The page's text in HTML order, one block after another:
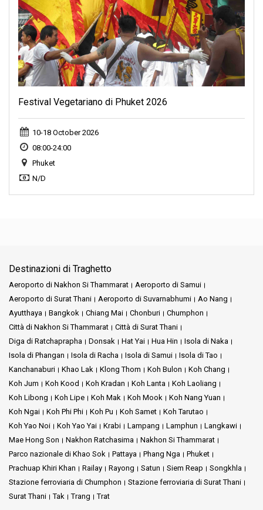
Festival Vegetariano di Phuket 2026
10-18 October 2026
08:00-24:00
Phuket
N/D
Destinazioni di Traghetto
Aeroporto di Nakhon Si Thammarat
Aeroporto di Samui
Aeroporto di Surat Thani
Aeroporto di Suvarnabhumi
Ao Nang
Ayutthaya
Bangkok Chiang Mai Chonburi
Chumphon
Città di Nakhon Si Thammarat
Città di Surat Thani
Diga di Ratchaprapha
Donsak Hat Yai Hua Hin
Isola di Naka
Isola di Phangan
Isola di Racha Isola di Samui
Isola di Tao
Kanchanaburi
Khao Lak Klong Thom Koh Bulon
Koh Chang
Koh Jum
Koh Kood Koh Kradan Koh Lanta
Koh Laoliang
Koh Libong
Koh Lipe Koh Mak Koh Mook
Koh Nang Yuan
Koh Ngai
Koh Phi Phi Koh Pu Koh Samet
Koh Tarutao
Koh Yao Noi
Koh Yao Yai Krabi Lampang Lamphun
Langkawi
Mae Hong Son
Nakhon Ratchasima
Nakhon Si Thammarat
Parco nazionale di Khao Sok
Pattaya Phang Nga
Phuket
Prachuap Khiri Khan
Railay Rayong Satun Siem Reap
Songkhla
Stazione ferroviaria di Chumphon
Stazione ferroviaria di Surat Thani
Surat Thani
Tak Trang Trat